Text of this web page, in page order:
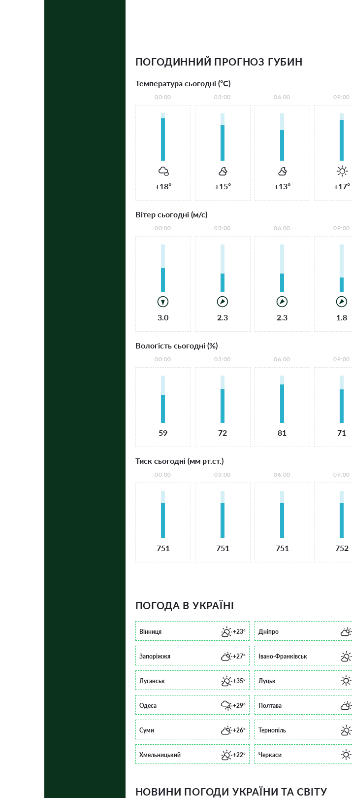
ПОГОДИННИЙ ПРОГНОЗ ГУБИН
Температура сьогодні (°С)
00:00
+18°
03:00
+15°
06:00
+13°
09:00
+17°
Вітер сьогодні (м/с)
00:00
3.0
03:00
2.3
06:00
2.3
09:00
1.8
Вологість сьогодні (%)
00:00
59
03:00
72
06:00
81
09:00
71
Тиск сьогодні (мм рт.ст.)
00:00
751
03:00
751
06:00
751
09:00
752
ПОГОДА В УКРАЇНІ
Вінниця +23° Дніпро
Запоріжжя +27° Івано-Франківськ
Луганськ +35° Луцьк
Одеса +29° Полтава
Суми +26° Тернопіль
Хмельницький +22° Черкаси
НОВИНИ ПОГОДИ УКРАЇНИ ТА СВІТУ